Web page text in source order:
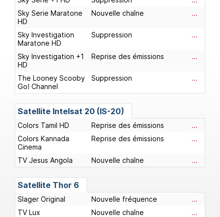
Sky Serie Maratone
HD
Nouvelle chaîne ...
Sky Investigation
Maratone HD
Suppression ...
Sky Investigation +1
HD
Reprise des émissions ...
The Looney Scooby
Go! Channel
Suppression ...
Satellite Intelsat 20 (IS-20)
Colors Tamil HD Reprise des émissions
...
Colors Kannada
Cinema
Reprise des émissions ...
TV Jesus Angola Nouvelle chaîne ...
Satellite Thor 6
Slager Original Nouvelle fréquence
...
TV Lux
Nouvelle chaîne ...